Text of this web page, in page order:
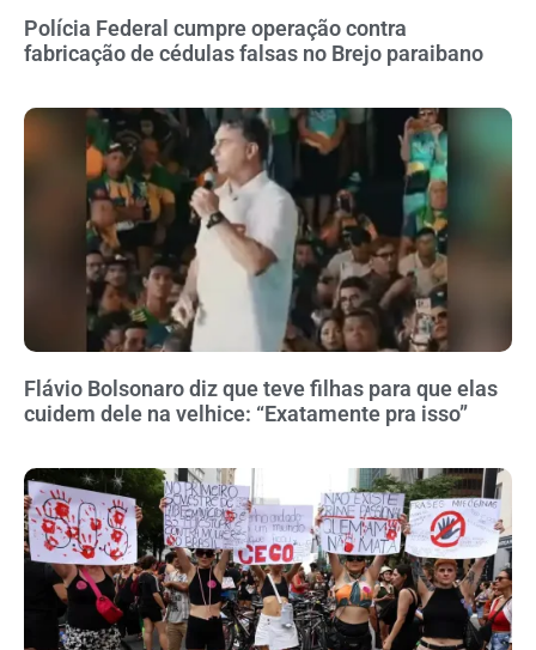
Polícia Federal cumpre operação contra
fabricação de cédulas falsas no Brejo paraibano
Flávio Bolsonaro diz que teve filhas para que elas
cuidem dele na velhice: “Exatamente pra isso”